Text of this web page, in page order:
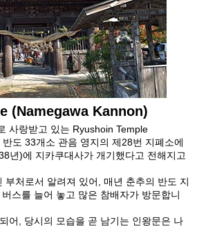
(Namegawa Kannon)
사랑받고 있는 Ryushoin Temple
도 33개소 관음 영지의 제28번 지폐소에
년)에 지카쿠대사가 개기했다고 전해지고
부처로서 알려져 있어, 매년 춘추의 반도 지
스를 늘어 놓고 많은 참배자가 방문합니
어, 당시의 모습을 곧 남기는 인왕문은 나